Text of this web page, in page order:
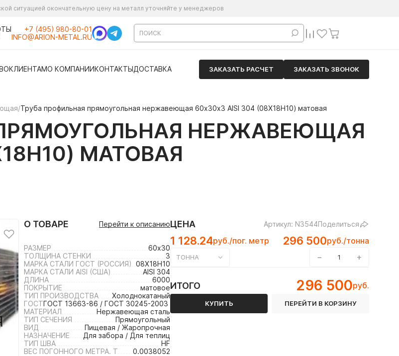
ситуацией окончательную цену на металл уточняйте у менеджеров
+7 (495) 980-80-01
INFO@ARION-METAL.RU
КЛИЕНТАМО КОМПАНИИКОНТАКТЫДОСТАВКА ЗАКАЗАТЬ РАСЧЕТ ЗАКАЗАТЬ ЗВОНОК
/Труба профильная прямоугольная нержавеющая 60х30х3 AISI 304 (08Х18Н10) матовая
НЕРЖАВЕЮЩАЯ
МАТОВАЯ
О ТОВАРЕ Перейти к описанию
РАЗМЕР
60х30
ТОЛЩИНА СТЕНКИ
3
МАРКА СТАЛИ ГОСТ (РОССИЯ) 08Х18Н10
МАРКА СТАЛИ AISI (США)
AISI 304
ДЛИНА
6000
ПОКРЫТИЕ
матовое
ТИП ПРОИЗВОДСТВА
Холоднокатаный
ГОСТГОСТ 13663-86 / ГОСТ 30245-2003 / ГОСТ 8645-68
МАТЕРИАЛ
Нержавеющая сталь
ТИП СЕЧЕНИЯ
Прямоугольный
ВИД
Пищевая / Жаропрочная
НАЗНАЧЕНИЕ
Для забора / Для теплиц
ТИП ШВА
HF
ВЕС ПОГОННОГО МЕТРА. Т
0.0038052
ЦЕНА Артикул: N3544Поделиться
1 128.24руб./пог. метр 296 500руб./тонна
ТОННА − +
ИТОГО 296 500руб.
КУПИТЬ ПЕРЕЙТИ В КОРЗИНУ